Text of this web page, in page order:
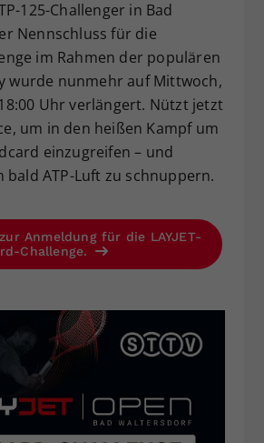
125-Challenger in Bad
Nennschluss für die
im Rahmen der populären
wurde nunmehr auf Mittwoch,
Uhr verlängert. Nützt jetzt
um in den heißen Kampf um
einzugreifen – und
bald ATP-Luft zu schnuppern.
Anmeldung für die LAYJET-
Challenge.